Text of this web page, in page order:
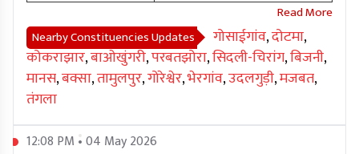
Nearby Constituencies Updates गोसाईगांव,दोटमा,
कोकराझार,बाओखुंगरी,परबतझोरा,सिदली-चिरांग,बिजनी,
मानस,बक्सा,तामुलपुर,गोरेश्वेर,भेरगांव,उदलगुड़ी,मजबत,
तंगला
12:08 PM • 04 May 2026